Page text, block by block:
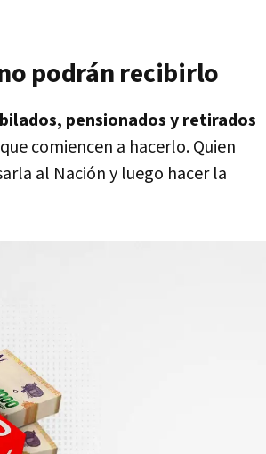
podrán recibirlo
pensionados y retirados
comiencen a hacerlo. Quien
al Nación y luego hacer la